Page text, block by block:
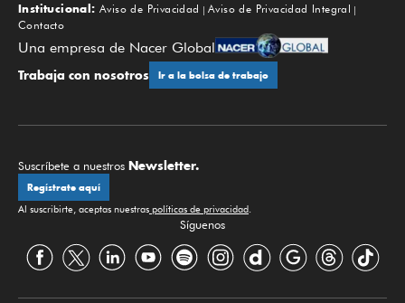
Institucional: Aviso de Privacidad
Aviso de Privacidad Integral
Contacto
Una empresa de Nacer Global
Trabaja con nosotros Ir a la bolsa de trabajo
Suscríbete a nuestros Newsletter.
Regístrate aquí
Al suscribirte, aceptas nuestras políticas de privacidad.
Síguenos